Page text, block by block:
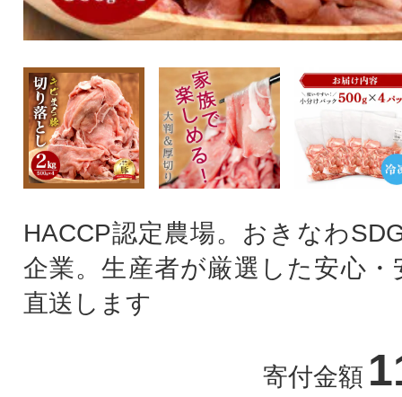
HACCP認定農場。おきなわ
企業。生産者が厳選した安心・
直送します
寄付金額